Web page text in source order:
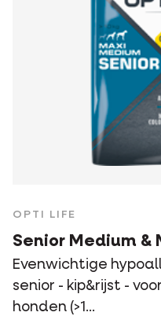
OPTI LIFE
Senior Medium &
Evenwichtige
senior - kip&rijst -
honden (>1...